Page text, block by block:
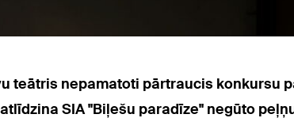
teātris nepamatoti pārtraucis konkursu
SIA "Biļešu paradīze" negūto